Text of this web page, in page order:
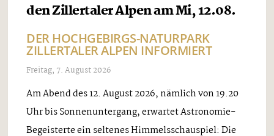
den Zillertaler Alpen am Mi, 12.08.
DER HOCHGEBIRGS-NATURPARK
ZILLERTALER ALPEN INFORMIERT
Freitag, 7. August 2026
Am Abend des 12. August 2026, nämlich von 19.20
Uhr bis Sonnenuntergang, erwartet Astronomie-
Begeisterte ein seltenes Himmelsschauspiel: Die